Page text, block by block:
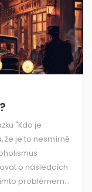
"Kdo je
že je to nesmírně
o následcích
problémem